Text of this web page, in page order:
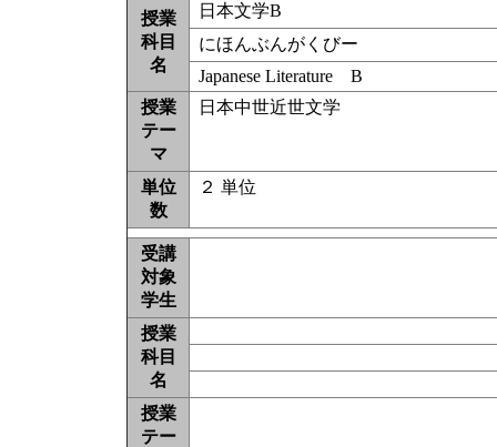
授業
科目
名
日本文学B
にほんぶんがくびー
Japanese Literature B
授業
テー
マ
日本中世近世文学
単位
数
２ 単位
受講
対象
学生
授業
科目
名
授業
テー